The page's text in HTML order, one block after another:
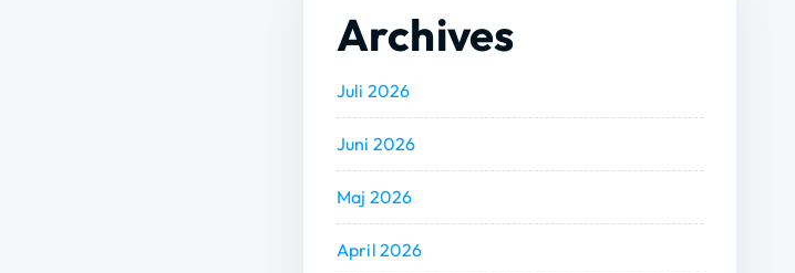
Archives
Juli 2026
Juni 2026
Maj 2026
April 2026